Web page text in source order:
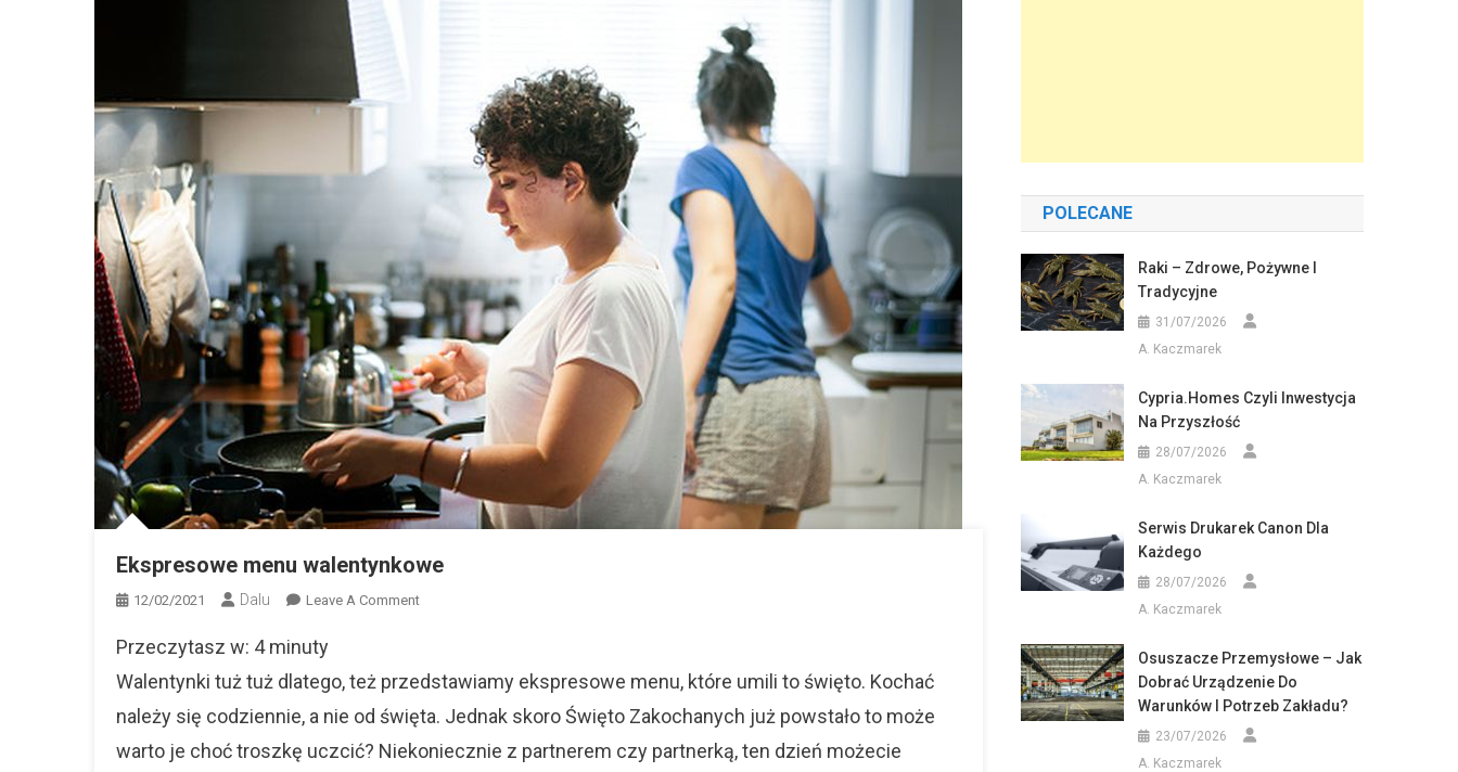
Ekspresowe menu walentynkowe
12/02/2021 Dalu Leave A CommentOn
Walentynkowe
Przeczytasz w: 4 minuty
Walentynki tuż tuż dlatego, też przedstawiamy ekspresowe menu, które umili to święto. Kochać
należy się codziennie, a nie od święta. Jednak skoro Święto Zakochanych już powstało to może
warto je choć troszkę uczcić? Niekoniecznie z partnerem czy partnerką, ten dzień możecie
POLECANE
Raki – Zdrowe, Pożywne I
Tradycyjne
31/07/2026
A. Kaczmarek
Cypria.homes Czyli Inwestycja
Na Przyszłość
28/07/2026
A. Kaczmarek
Serwis Drukarek Canon Dla
Każdego
28/07/2026
A. Kaczmarek
Osuszacze Przemysłowe – Jak
Dobrać Urządzenie Do
Warunków I Potrzeb Zakładu?
23/07/2026
A. Kaczmarek